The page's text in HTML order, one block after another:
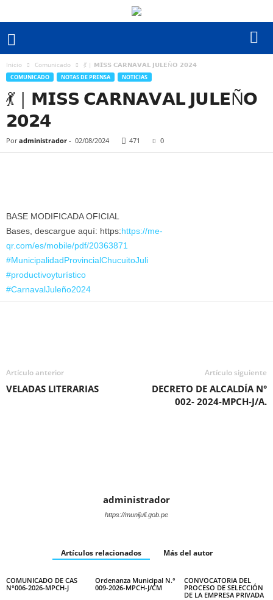
Inicio Comunicado 💃 | 𝗠𝗜𝗦𝗦 𝗖𝗔𝗥𝗡𝗔𝗩𝗔𝗟 𝗝𝗨𝗟𝗘Ñ𝗢 𝟮𝟬𝟮𝟰
COMUNICADO NOTAS DE PRENSA NOTICIAS
💃 | 𝗠𝗜𝗦𝗦 𝗖𝗔𝗥𝗡𝗔𝗩𝗔𝗟 𝗝𝗨𝗟𝗘Ñ𝗢
𝟮𝟬𝟮𝟰
Por administrador - 02/08/2024 471 0
BASE MODIFICADA OFICIAL
Bases, descargue aquí: https:https://me-
qr.com/es/mobile/pdf/20363871
#MunicipalidadProvincialChucuitoJuli
#productivoyturístico
#CarnavalJuleño2024
Artículo anterior
VELADAS LITERARIAS
Artículo siguiente
DECRETO DE ALCALDÍA N°
002- 2024-MPCH-J/A.
administrador
https://munijuli.gob.pe
Artículos relacionados Más del autor
COMUNICADO DE CAS
N°006-2026-MPCH-J
Ordenanza Municipal N.°
009-2026-MPCH-J/CM
CONVOCATORIA DEL
PROCESO DE SELECCIÓN
DE LA EMPRESA PRIVADA